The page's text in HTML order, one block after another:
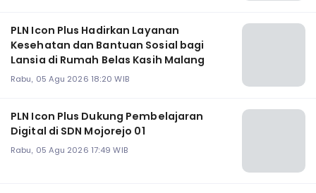
PLN Icon Plus Hadirkan Layanan
Kesehatan dan Bantuan Sosial bagi
Lansia di Rumah Belas Kasih Malang
Rabu, 05 Agu 2026 18:20 WIB
PLN Icon Plus Dukung Pembelajaran
Digital di SDN Mojorejo 01
Rabu, 05 Agu 2026 17:49 WIB